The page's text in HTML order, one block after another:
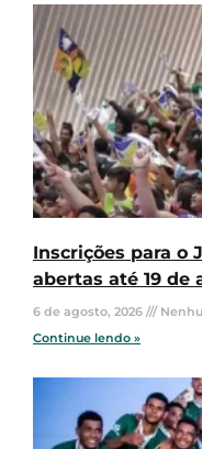
Inscrições para o
abertas até 19 de
6 de agosto, 2026
Continue lendo »